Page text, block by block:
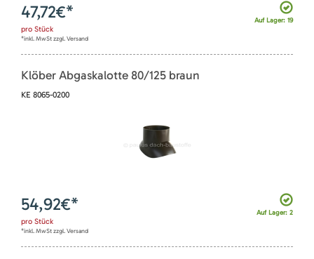
Auf Lager: 19
47,72€*
pro Stück
*inkl. MwSt zzgl. Versand
Klöber Abgaskalotte 80/125 braun
KE 8065-0200
Auf Lager: 2
54,92€*
pro Stück
*inkl. MwSt zzgl. Versand